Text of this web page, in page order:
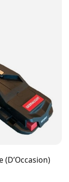
(D’Occasion)